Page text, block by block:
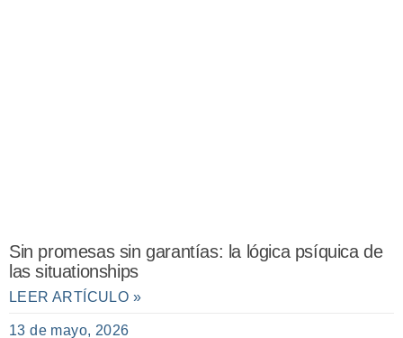
Sin promesas sin garantías: la lógica psíquica de
las situationships
LEER ARTÍCULO »
13 de mayo, 2026